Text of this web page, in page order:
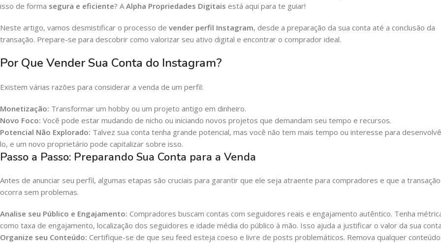
isso de forma segura e eficiente? AAlpha Propriedades Digitais está aqui para te guiar!
Neste artigo, vamos desmistificar o processo de vender perfil Instagram, desde a preparação da sua conta até a conclusão da
transação. Prepare-se para descobrir como valorizar seu ativo digital e encontrar o comprador ideal.
Por Que Vender Sua Conta do Instagram?
Existem várias razões para considerar a venda de um perfil:
Monetização: Transformar um hobby ou um projeto antigo em dinheiro.
Novo Foco: Você pode estar mudando de nicho ou iniciando novos projetos que demandam seu tempo e recursos.
Potencial Não Explorado: Talvez sua conta tenha grande potencial, mas você não tem mais tempo ou interesse para
lo, e um novo proprietário pode capitalizar sobre isso.
Passo a Passo: Preparando Sua Conta para a Venda
Antes de anunciar seu perfil, algumas etapas são cruciais para garantir que ele seja atraente para compradores e que a transação
ocorra sem problemas.
Analise seu Público e Engajamento: Compradores buscam contas com seguidores reais e engajamento autêntico. Tenha
como taxa de engajamento, localização dos seguidores e idade média do público à mão. Isso ajuda a justificar o valor da sua
Organize seu Conteúdo: Certifique-se de que seu feed esteja coeso e livre de posts problemáticos. Remova qualquer conteúdo